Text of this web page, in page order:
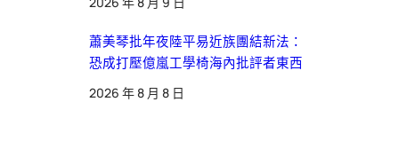
蕭美琴批年夜陸平易近族團結新法：
恐成打壓億嵐工學椅海內批評者東西
2026 年 8 月 8 日